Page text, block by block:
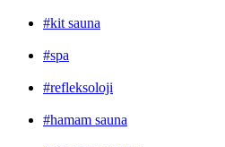
#kit sauna
#spa
#refleksoloji
#hamam sauna